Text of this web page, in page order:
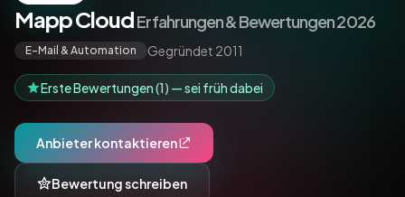
Mapp CloudErfahrungen & Bewertungen 2026
E-Mail & Automation Gegründet 2011
Erste Bewertungen (1) — sei früh dabei
Anbieter kontaktieren
Bewertung schreiben